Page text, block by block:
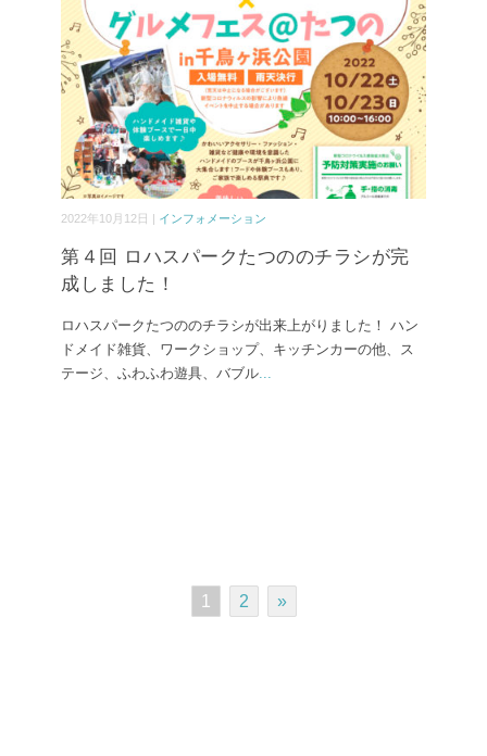
2022年10月12日 | インフォメーション
第４回 ロハスパークたつののチラシが完
成しました！
ロハスパークたつののチラシが出来上がりました！ ハン
ドメイド雑貨、ワークショップ、キッチンカーの他、ス
テージ、ふわふわ遊具、バブル...
1 2 »